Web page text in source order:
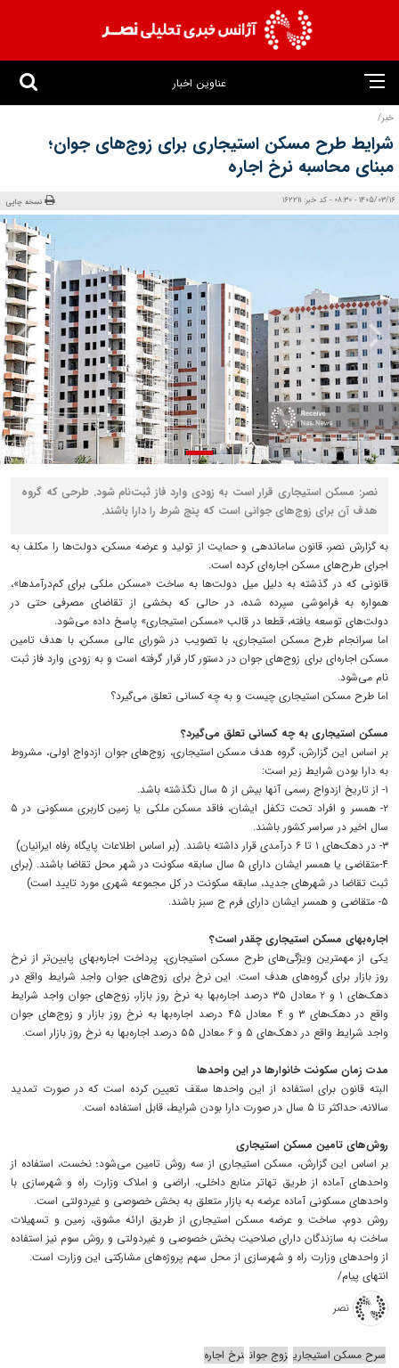
عناوین اخبار
خبر/
شرایط طرح مسکن استیجاری برای زوج‌های جوان؛
مبنای محاسبه نرخ اجاره
1405/03/16 - 08:30 - کد خبر: 162211 نسخه چاپی
نصر: مسکن استیجاری قرار است به زودی وارد فاز ثبت‌نام شود. طرحی که گروه
هدف آن برای زوج‌های جوانی است که پنج شرط را دارا باشند.
به گزارش نصر، قانون ساماندهی و حمایت از تولید و عرضه مسکن، دولت‌ها را مکلف به
اجرای طرح‌های مسکن اجاره‌ای کرده است.
قانونی که در گذشته به دلیل میل دولت‌ها به ساخت «مسکن ملکی برای کم‌درآمدها»،
همواره به فراموشی سپرده شده، در حالی که بخشی از تقاضای مصرفی حتی در
دولت‌های توسعه یافته، قطعا در قالب «مسکن استیجاری» پاسخ داده می‌شود.
اما سرانجام طرح مسکن استیجاری، با تصویب در شورای عالی مسکن، با هدف تامین
مسکن اجاره‌ای برای زوج‌های جوان در دستور کار قرار گرفته است و به زودی وارد فاز ثبت
نام می‌شود.
اما طرح مسکن استیجاری چیست و به چه کسانی تعلق می‌گیرد؟
مسکن استیجاری به چه کسانی تعلق می‌گیرد؟
بر اساس این گزارش، گروه هدف مسکن استیجاری، زوج‌های جوان ازدواج اولی، مشروط
به دارا بودن شرایط زیر است:
۱- از تاریخ ازدواج رسمی آنها بیش از ۵ سال نگذشته باشد.
۲- همسر و افراد تحت تکفل ایشان، فاقد مسکن ملکی یا زمین کاربری مسکونی در ۵
سال اخیر در سراسر کشور باشند.
۳- در دهک‌های ۱ تا ۶ درآمدی قرار داشته باشند. (بر اساس اطلاعات پایگاه رفاه ایرانیان)
۴-متقاضی یا همسر ایشان دارای ۵ سال سابقه سکونت در شهر محل تقاضا باشند. (برای
ثبت تقاضا در شهر‌های جدید، سابقه سکونت در کل مجموعه شهری مورد تایید است)
۵- متقاضی و همسر ایشان دارای فرم ج سبز باشند.
اجاره‌بهای مسکن استیجاری چقدر است؟
یکی از مهمترین ویژگی‌های طرح مسکن استیجاری، پرداخت اجاره‌بهای پایین‌تر از نرخ
روز بازار برای گروه‌های هدف است. این نرخ برای زوج‌های جوان واجد شرایط واقع در
دهک‌های ۱ و ۲ معادل ۳۵ درصد اجاره‌بها به نرخ روز بازار، زوج‌های جوان واجد شرایط
واقع در دهک‌های ۳ و ۴ معادل ۴۵ درصد اجاره‌بها به نرخ روز بازار و زوج‌های جوان
واجد شرایط واقع در دهک‌های ۵ و ۶ معادل ۵۵ درصد اجاره‌بها به نرخ روز بازار است.
مدت زمان سکونت خانوار‌ها در این واحد‌ها
البته قانون برای استفاده از این واحد‌ها سقف تعیین کرده است که در صورت تمدید
سالانه، حداکثر تا ۵ سال در صورت دارا بودن شرایط، قابل استفاده است.
روش‌های تامین مسکن استیجاری
بر اساس این گزارش، مسکن استیجاری از سه روش تامین می‌شود؛ نخست، استفاده از
واحد‌های آماده از طریق تهاتر منابع داخلی، اراضی و املاک وزارت راه و شهرسازی با
واحد‌های مسکونی آماده عرضه به بازار متعلق به بخش خصوصی و غیردولتی است.
روش دوم، ساخت و عرضه مسکن استیجاری از طریق ارائه مشوق، زمین و تسهیلات
ساخت به سازندگان دارای صلاحیت بخش خصوصی و غیردولتی و روش سوم نیز استفاده
از واحد‌های وزارت راه و شهرسازی از محل سهم پروژه‌های مشارکتی این وزارت است.
انتهای پیام/
نصر
سرح مسکن استیجاری زوج جوان نرخ اجاره